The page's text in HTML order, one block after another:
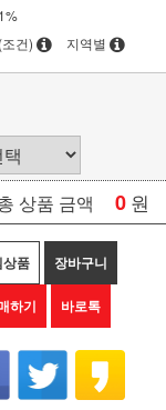
1%
(조건) 지역별
상품 금액 0 원
품 장바구니
하기 바로톡